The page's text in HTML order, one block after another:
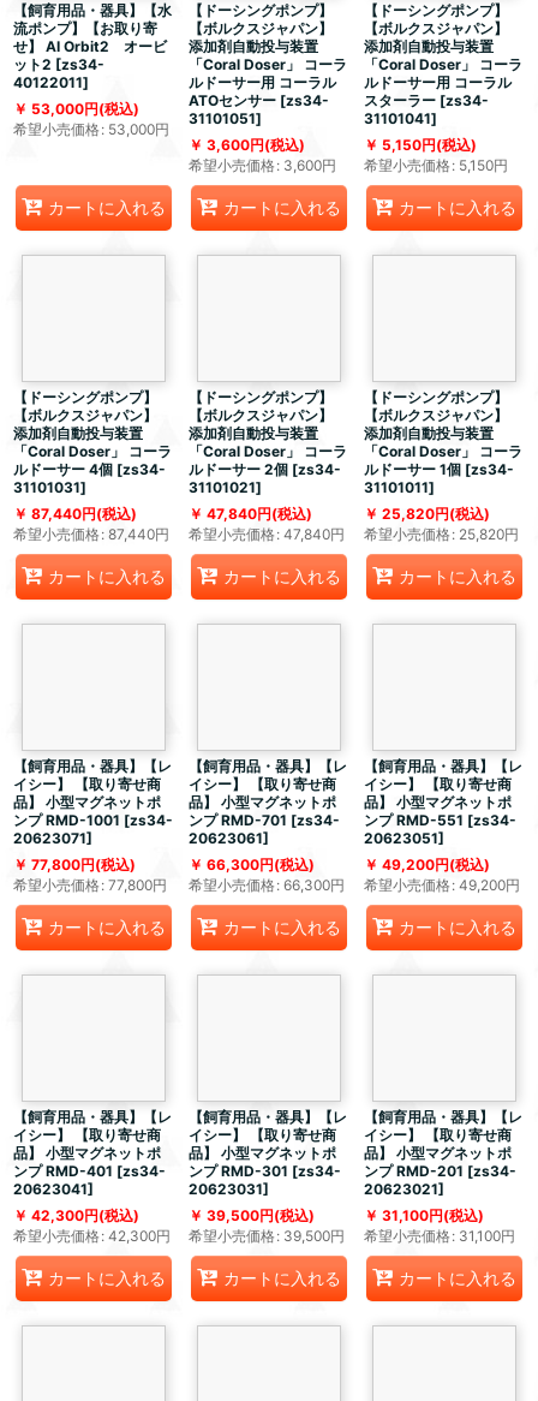
【飼育用品・器具】【水
流ポンプ】【お取り寄
せ】 AI Orbit2 オービ
ット2 [zs34-
40122011]
53,000円(税込)
希望小売価格: 53,000円
カートに入れる
【ドーシングポンプ】
【ボルクスジャパン】
添加剤自動投与装置
「Coral Doser」 コーラ
ルドーサー用 コーラル
ATOセンサー [zs34-
31101051]
3,600円(税込)
希望小売価格: 3,600円
カートに入れる
【ドーシングポンプ】
【ボルクスジャパン】
添加剤自動投与装置
「Coral Doser」 コーラ
ルドーサー用 コーラル
スターラー [zs34-
31101041]
5,150円(税込)
希望小売価格: 5,150円
カートに入れる
【ドーシングポンプ】
【ボルクスジャパン】
添加剤自動投与装置
「Coral Doser」 コーラ
ルドーサー 4個 [zs34-
31101031]
87,440円(税込)
希望小売価格: 87,440円
カートに入れる
【ドーシングポンプ】
【ボルクスジャパン】
添加剤自動投与装置
「Coral Doser」 コーラ
ルドーサー 2個 [zs34-
31101021]
47,840円(税込)
希望小売価格: 47,840円
カートに入れる
【ドーシングポンプ】
【ボルクスジャパン】
添加剤自動投与装置
「Coral Doser」 コーラ
ルドーサー 1個 [zs34-
31101011]
25,820円(税込)
希望小売価格: 25,820円
カートに入れる
【飼育用品・器具】【レ
イシー】 【取り寄せ商
品】 小型マグネットポ
ンプ RMD-1001 [zs34-
20623071]
77,800円(税込)
希望小売価格: 77,800円
カートに入れる
【飼育用品・器具】【レ
イシー】 【取り寄せ商
品】 小型マグネットポ
ンプ RMD-701 [zs34-
20623061]
66,300円(税込)
希望小売価格: 66,300円
カートに入れる
【飼育用品・器具】【レ
イシー】 【取り寄せ商
品】 小型マグネットポ
ンプ RMD-551 [zs34-
20623051]
49,200円(税込)
希望小売価格: 49,200円
カートに入れる
【飼育用品・器具】【レ
イシー】 【取り寄せ商
品】 小型マグネットポ
ンプ RMD-401 [zs34-
20623041]
42,300円(税込)
希望小売価格: 42,300円
カートに入れる
【飼育用品・器具】【レ
イシー】 【取り寄せ商
品】 小型マグネットポ
ンプ RMD-301 [zs34-
20623031]
39,500円(税込)
希望小売価格: 39,500円
カートに入れる
【飼育用品・器具】【レ
イシー】 【取り寄せ商
品】 小型マグネットポ
ンプ RMD-201 [zs34-
20623021]
31,100円(税込)
希望小売価格: 31,100円
カートに入れる